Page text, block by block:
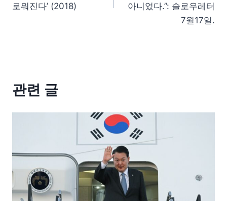
로워진다’ (2018)
아니었다.”: 슬로우레터
7월17일.
관련 글